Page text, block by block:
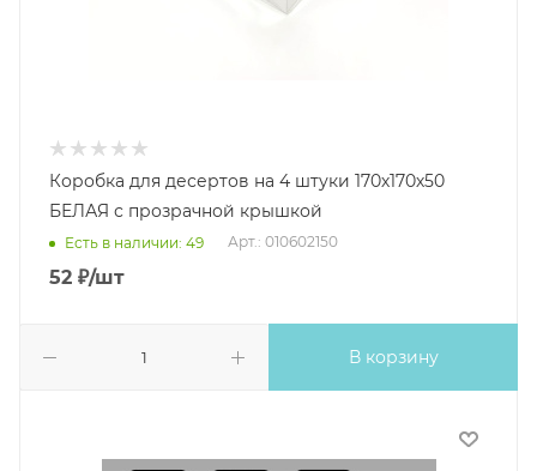
Коробка для десертов на 4 штуки 170х170х50
БЕЛАЯ с прозрачной крышкой
Есть в наличии: 49 Арт.: 010602150
52 ₽/шт
В корзину